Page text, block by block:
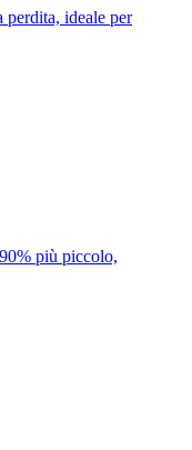
ideale per
più piccolo,